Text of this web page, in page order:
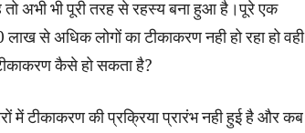
अभी भी पूरी तरह से रहस्य बना हुआ है।पूरे एक
से अधिक लोगों का टीकाकरण नही हो रहा हो वही
टीकाकरण कैसे हो सकता है?
में टीकाकरण की प्रक्रिया प्रारंभ नही हुई है और कब